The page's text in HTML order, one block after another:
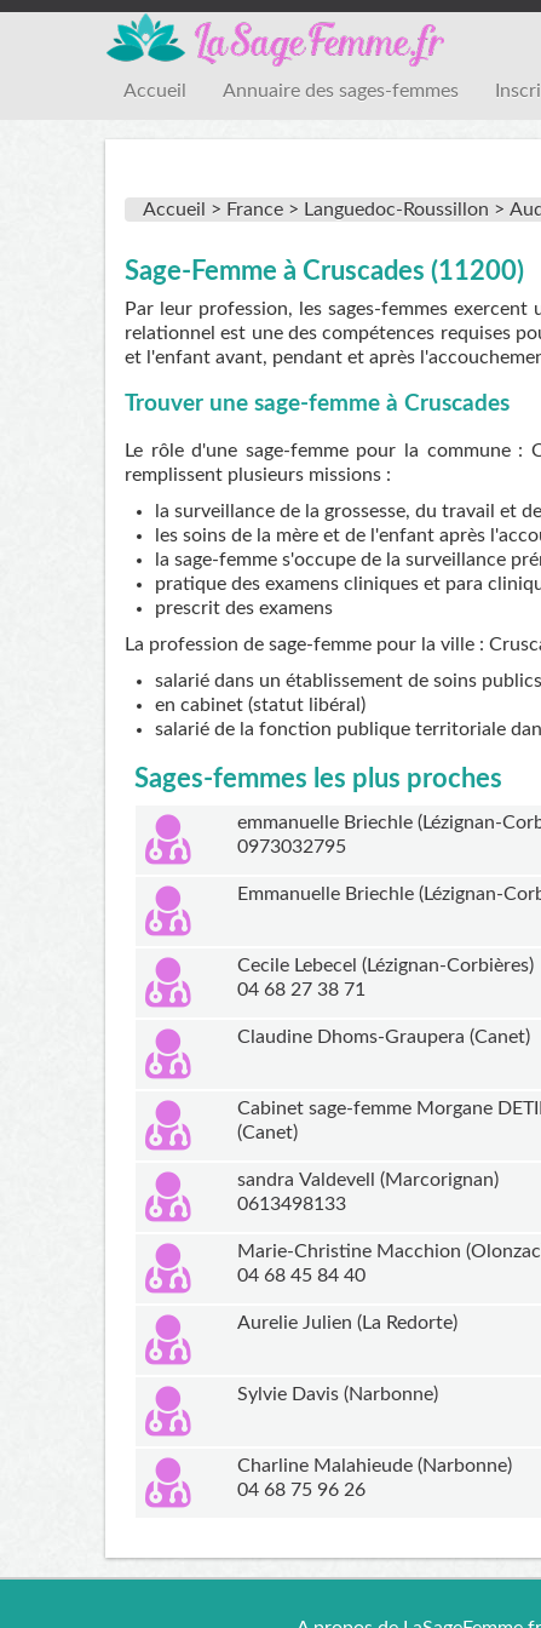
Accueil Annuaire des sages-femmes
Accueil > France > Languedoc-Roussillon >
Sage-Femme à Cruscades (11200)
Par leur profession, les sages-femmes
relationnel est une des compétences requises
et l'enfant avant, pendant et après
Trouver une sage-femme à Cruscades
Le rôle d'une sage-femme pour la commune :
remplissent plusieurs missions :
la surveillance de la grossesse, du travail et
les soins de la mère et de l'enfant après
la sage-femme s'occupe de la surveillance
pratique des examens cliniques et para
prescrit des examens
La profession de sage-femme pour la ville :
salarié dans un établissement de soins
en cabinet (statut libéral)
salarié de la fonction publique territoriale
Sages-femmes les plus proches
emmanuelle Briechle (Lézignan-
0973032795
Emmanuelle Briechle (Lézignan-
Cecile Lebecel (Lézignan-Corbières)
04 68 27 38 71
Claudine Dhoms-Graupera (Canet)
Cabinet sage-femme Morgane
(Canet)
sandra Valdevell (Marcorignan)
0613498133
Marie-Christine Macchion
04 68 45 84 40
Aurelie Julien (La Redorte)
Sylvie Davis (Narbonne)
Charline Malahieude (Narbonne)
04 68 75 96 26